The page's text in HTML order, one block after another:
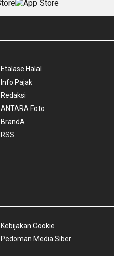
Etalase Halal
Info Pajak
Redaksi
ANTARA Foto
BrandA
RSS
Kebijakan Cookie
Pedoman Media Siber